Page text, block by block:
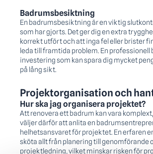
Badrumsbesiktning
En badrumsbesiktning är en viktig
som har gjorts. Det ger dig en extra
korrekt utfört och att inga fel eller brister
leda till framtida problem. En professionell
investering som kan spara dig mycket
på lång sikt.
Projektorganisation och
Hur ska jag organisera projektet?
Att renovera ett badrum kan vara
väljer därför att anlita en
helhetsansvaret för projektet. En erfaren
sköta allt från planering till genomförande
projektledning, vilket minskar risken för